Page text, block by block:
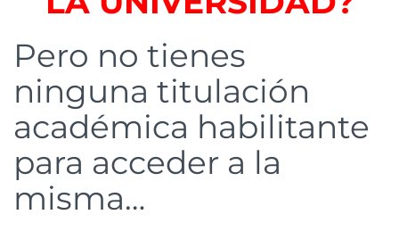
Pero no tienes
ninguna titulación
académica habilitante
para acceder a la
misma…